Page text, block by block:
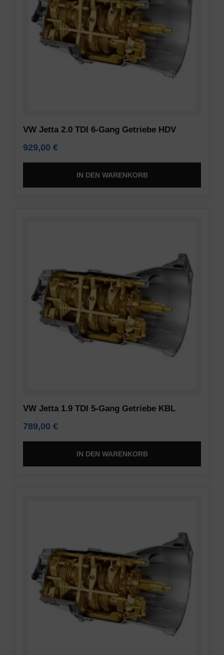
VW Jetta 2.0 TDI 6-Gang Getriebe HDV
929,00 €
IN DEN WARENKORB
VW Jetta 1.9 TDI 5-Gang Getriebe KBL
789,00 €
IN DEN WARENKORB